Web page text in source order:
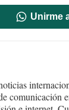
Unirme
comunicación